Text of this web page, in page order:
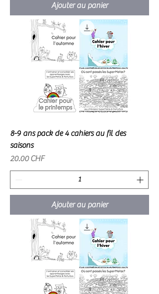
Ajouter au panier
8-9 ans pack de 4 cahiers au fil des
saisons
Prix
20.00 CHF
Ajouter au panier